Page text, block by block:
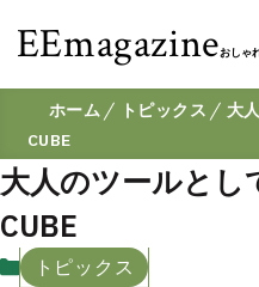
EEmagazineおしゃ
ホーム トピックス
大
CUBE
大人のツールとし
CUBE
トピックス